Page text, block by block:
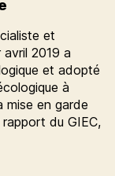
et
avril 2019 a
et adopté
à
mise en garde
du GIEC,